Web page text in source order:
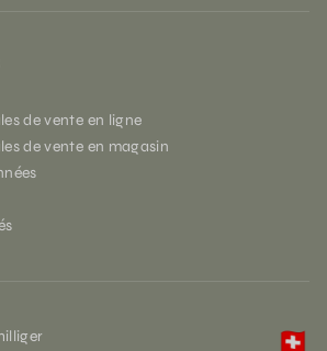
de vente en ligne
de vente en magasin
🇨🇭